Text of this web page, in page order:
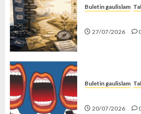
Buletin gaulislam
27/07/2026
Buletin gaulislam
20/07/2026